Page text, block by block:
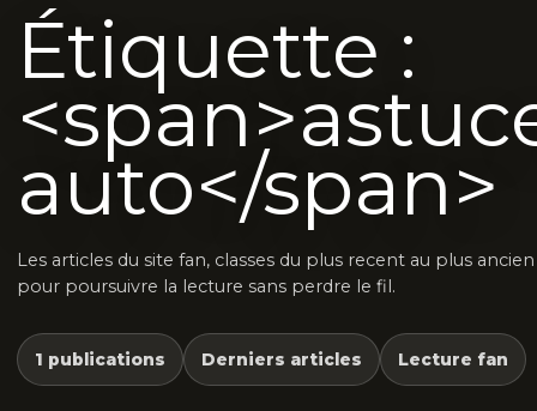
Étiquette :
auto</span>
Les articles du site fan, classes du plus recent au plus ancien
pour poursuivre la lecture sans perdre le fil.
1 publications Derniers articles Lecture fan